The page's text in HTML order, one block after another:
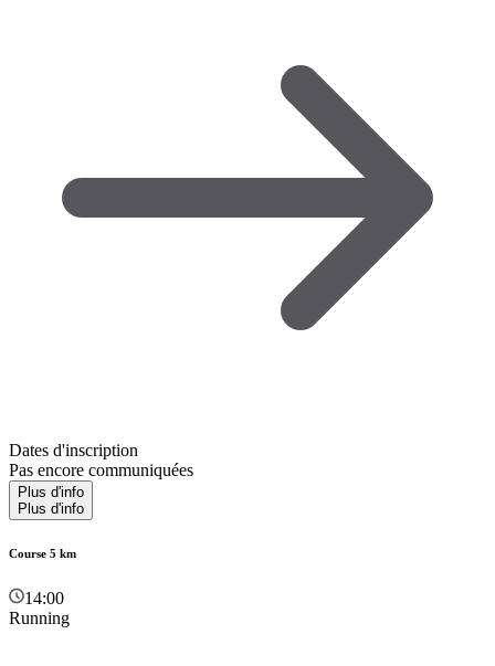
Dates d'inscription
Pas encore communiquées
Plus d'info
Plus d'info
Course 5 km
14:00
Running